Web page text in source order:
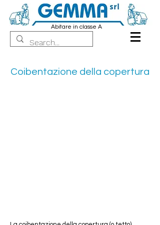
Abitare in classe A
Coibentazione della copertura